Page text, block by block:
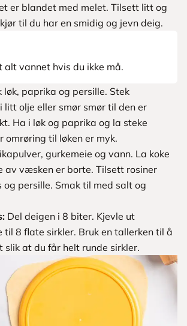
er blandet med melet. Tilsett litt og
til du har en smidig og jevn deig.
alt vannet hvis du ikke må.
løk, paprika og persille. Stek
litt olje eller smør smør til den er
Ha i løk og paprika og la steke
omrøring til løken er myk.
gurkemeie og vann. La koke
av væsken er borte. Tilsett rosiner
og persille. Smak til med salt og
Del deigen i 8 biter. Kjevle ut
til 8 flate sirkler. Bruk en tallerken til å
slik at du får helt runde sirkler.